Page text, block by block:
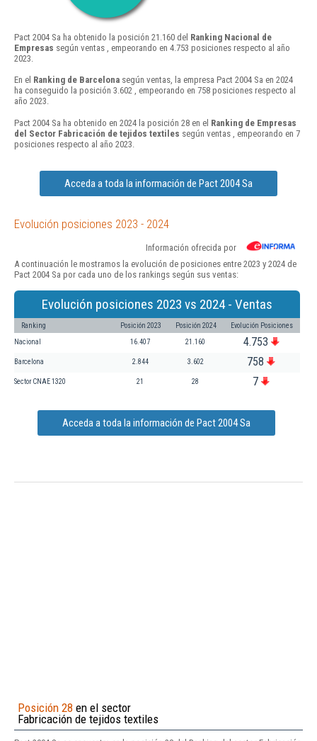
Pact 2004 Sa ha obtenido la posición 21.160 del Ranking Nacional de
Empresas según ventas , empeorando en 4.753 posiciones respecto al año
2023.
En el Ranking de Barcelona según ventas, la empresa Pact 2004 Sa en 2024
ha conseguido la posición 3.602 , empeorando en 758 posiciones respecto al
año 2023.
Pact 2004 Sa ha obtenido en 2024 la posición 28 en el Ranking de Empresas
del Sector Fabricación de tejidos textiles según ventas , empeorando en 7
posiciones respecto al año 2023.
Acceda a toda la información de Pact 2004 Sa
Evolución posiciones 2023 - 2024
Información ofrecida por
A continuación le mostramos la evolución de posiciones entre 2023 y 2024 de
Pact 2004 Sa por cada uno de los rankings según sus ventas:
Evolución posiciones 2023 vs 2024 - Ventas
Ranking Posición 2023 Posición 2024 Evolución Posiciones
Nacional 16.407 21.160 4.753
Barcelona 2.844 3.602 758
Sector CNAE 1320 21 28 7
Acceda a toda la información de Pact 2004 Sa
Posición 28 en el sector
Fabricación de tejidos textiles